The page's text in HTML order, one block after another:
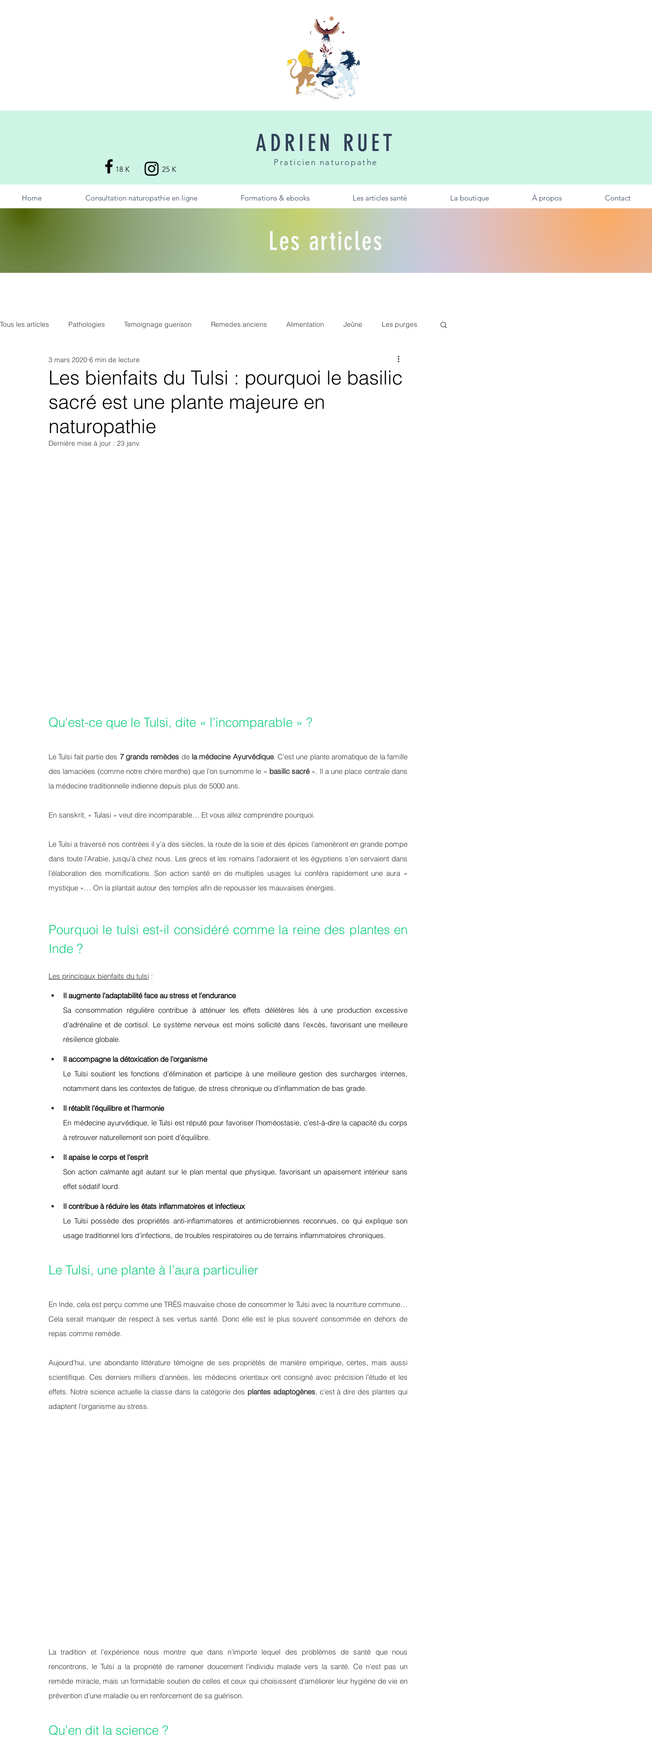
ADRIEN RUET
18 K 25 K
Praticien naturopathe
Home Consultation naturopathie en ligne Formations & ebooks Les articles santé La boutique À propos Contact
Les articles
Tous les articles Pathologies Temoignage guerison Remedes anciens Alimentation Jeûne Les purges
Respiration Psychologie
Le monde de la naturopathie Hygiène quotidienne Medecines du monde Semiologie
Portraits inspirants Repos et energie vitale
Les bienfaits du Tulsi : pourquoi le basilic
sacré est une plante majeure en
naturopathie
3 mars 2020 6 min de lecture
Dernière mise à jour : 23 janv.
Qu'est-ce que le Tulsi, dite « l’incomparable » ?
Le Tulsi fait partie des 7 grands remèdes de la médecine Ayurvédique. C'est une plante aromatique de la famille
des lamaciées (comme notre chère menthe) que l’on surnomme le « basilic sacré ». Il a une place centrale dans
la médecine traditionnelle indienne depuis plus de 5000 ans.
En sanskrit, « Tulasi » veut dire incomparable… Et vous allez comprendre pourquoi.
Le Tulsi a traversé nos contrées il y’a des siècles, la route de la soie et des épices l’amenèrent en grande pompe
dans toute l’Arabie, jusqu’à chez nous. Les grecs et les romains l'adoraient et les égyptiens s’en servaient dans
l’élaboration des momifications. Son action santé en de multiples usages lui conféra rapidement une aura «
mystique »… On la plantait autour des temples afin de repousser les mauvaises énergies.
Pourquoi le tulsi est-il considéré comme la reine des plantes en
Inde ?
Les principaux bienfaits du tulsi :
Il augmente l’adaptabilité face au stress et l’endurance
Sa consommation régulière contribue à atténuer les effets délétères liés à une production excessive
d’adrénaline et de cortisol. Le système nerveux est moins sollicité dans l’excès, favorisant une meilleure
résilience globale.
Il accompagne la détoxication de l’organisme
Le Tulsi soutient les fonctions d’élimination et participe à une meilleure gestion des surcharges internes,
notamment dans les contextes de fatigue, de stress chronique ou d’inflammation de bas grade.
Il rétablit l’équilibre et l’harmonie
En médecine ayurvédique, le Tulsi est réputé pour favoriser l’homéostasie, c’est-à-dire la capacité du corps
à retrouver naturellement son point d’équilibre.
Il apaise le corps et l’esprit
Son action calmante agit autant sur le plan mental que physique, favorisant un apaisement intérieur sans
effet sédatif lourd.
Il contribue à réduire les états inflammatoires et infectieux
Le Tulsi possède des propriétés anti-inflammatoires et antimicrobiennes reconnues, ce qui explique son
usage traditionnel lors d’infections, de troubles respiratoires ou de terrains inflammatoires chroniques.
Le Tulsi, une plante à l’aura particulier
En Inde, cela est perçu comme une TRÈS mauvaise chose de consommer le Tulsi avec la nourriture commune…
Cela serait manquer de respect à ses vertus santé. Donc elle est le plus souvent consommée en dehors de
repas comme remède.
Aujourd’hui, une abondante littérature témoigne de ses propriétés de manière empirique, certes, mais aussi
scientifique. Ces derniers milliers d’années, les médecins orientaux ont consigné avec précision l’étude et les
effets. Notre science actuelle la classe dans la catégorie des plantes adaptogènes, c’est à dire des plantes qui
adaptent l’organisme au stress.
La tradition et l’expérience nous montre que dans n’importe lequel des problèmes de santé que nous
rencontrons, le Tulsi a la propriété de ramener doucement l’individu malade vers la santé. Ce n’est pas un
remède miracle, mais un formidable soutien de celles et ceux qui choisissent d’améliorer leur hygiène de vie en
prévention d’une maladie ou en renforcement de sa guérison.
Qu’en dit la science ?